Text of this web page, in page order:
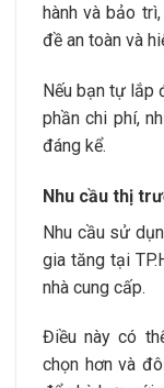
hành và bảo
đề an toàn và
Nếu bạn tự lắp
phần chi phí,
đáng kể.
Nhu cầu thị
Nhu cầu sử
gia tăng tại
nhà cung cấp.
Điều này có
chọn hơn và